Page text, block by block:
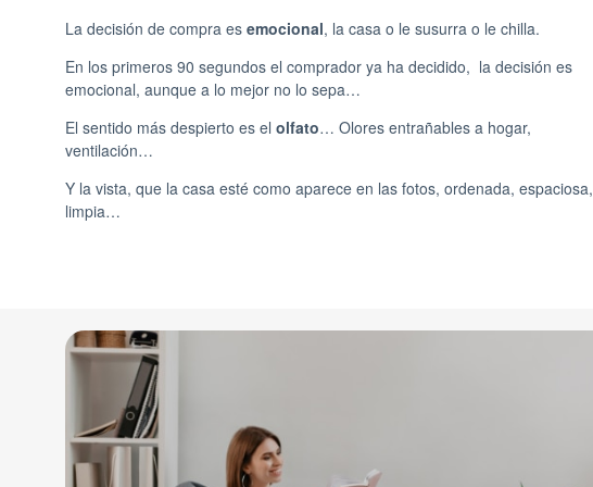
La decisión de compra es emocional, la casa o le susurra o le chilla.
En los primeros 90 segundos el comprador ya ha decidido, la decisión es
emocional, aunque a lo mejor no lo sepa…
El sentido más despierto es el olfato… Olores entrañables a hogar,
ventilación…
Y la vista, que la casa esté como aparece en las fotos, ordenada, espaciosa,
limpia…